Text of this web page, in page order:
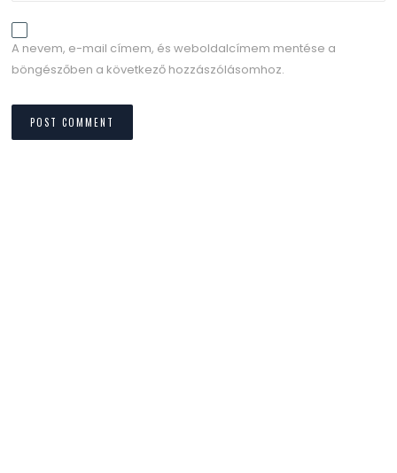
A nevem, e-mail címem, és weboldalcímem mentése a
böngészőben a következő hozzászólásomhoz.